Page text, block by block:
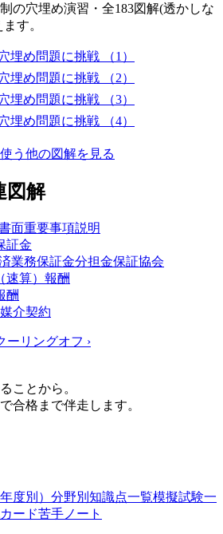
の穴埋め演習・全183図解(透かしな
す。
埋め問題に挑戦
（1）
埋め問題に挑戦
（2）
埋め問題に挑戦
（3）
埋め問題に挑戦 （4）
う 他の図解を見る
図解
面重要事項説明
証金
業務保証金分担金保証協会
算） 報酬
酬
媒介契約
ーリングオフ ›
ことから。
合格まで伴走します。
度別） 分野別 知識点一覧模擬試験一
ード苦手ノート